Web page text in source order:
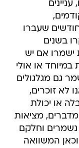
שעברו
בשנים
ישמרו אם יש
או אולי
גם מגלגולים
לא זוכרים,
או יכולת
מדברים, מציאות
נשמרים וחלקם
המשוואה